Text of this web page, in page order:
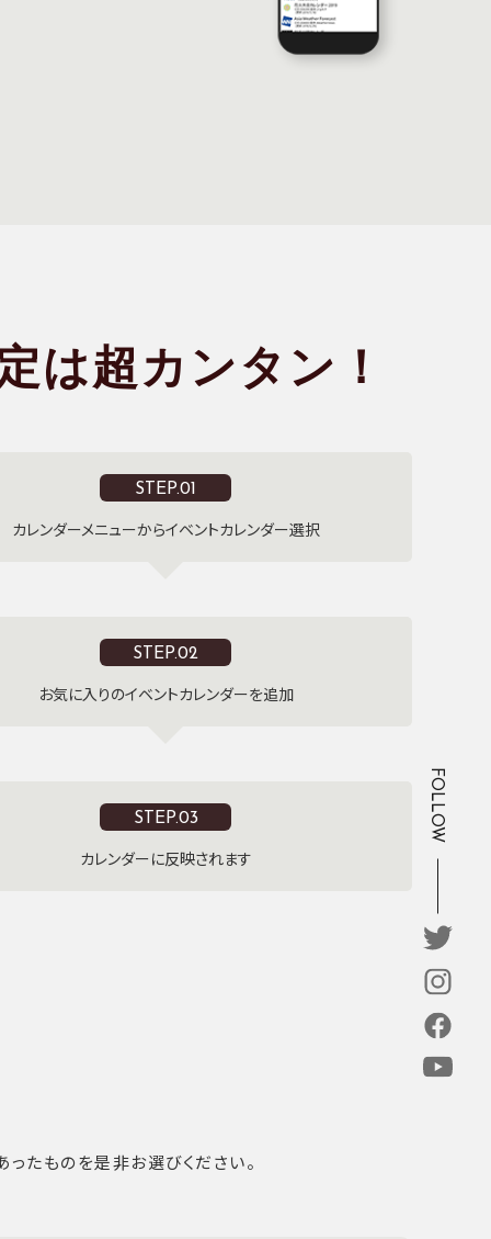
FOLLOW
は超カンタン！
STEP.01
カレンダーメニューからイベントカレンダー選択
STEP.02
お気に入りのイベントカレンダーを追加
STEP.03
カレンダーに反映されます
たものを是非お選びください。